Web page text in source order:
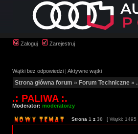
Zaloguj Zarejestruj
Wątki bez odpowiedzi | Aktywne wątki
Strona główna forum » Forum Techniczne »
.: PALIWA :.
Moderator: moderatorzy
Strona 1 z 30 [ Wątki: 1495